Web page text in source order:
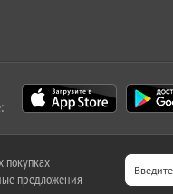
предложения